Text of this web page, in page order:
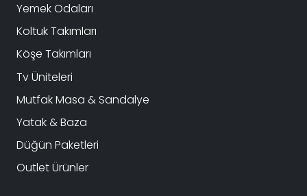
Yemek Odaları
Koltuk Takımları
Köşe Takımları
Tv Üniteleri
Mutfak Masa & Sandalye
Yatak & Baza
Düğün Paketleri
Outlet Ürünler